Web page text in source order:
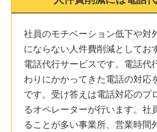
社員のモチベーション低下や対
にならない人件費削減としてお
電話代行サービスです。電話代
わりにかかってきた電話の対応
です。受け答えは電話対応のプ
るオペレーターが行います。社
ることが多い事業所、営業時間